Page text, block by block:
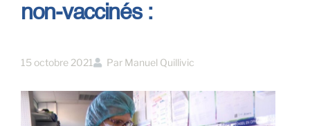
non-vaccinés :
15 octobre 2021 Par Manuel Quillivic